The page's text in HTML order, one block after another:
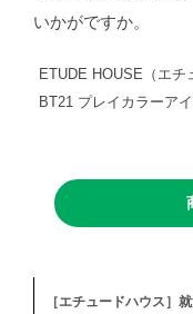
いかがですか。
ETUDE HOUSE（エチ
BT21 プレイカラーア
［エチュードハウス］